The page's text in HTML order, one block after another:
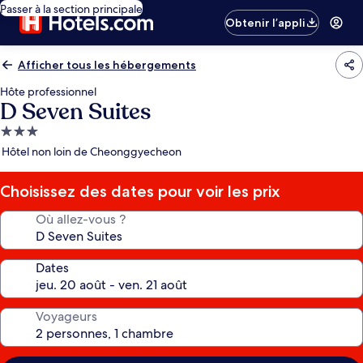
Passer à la section principale
Obtenir l’appli
Afficher tous les hébergements
Hôte professionnel
D Seven Suites
Hébergement
3.0 étoiles
Hôtel non loin de Cheonggyecheon
Choisissez des dates pour voir les prix
Où allez-vous ?
Dates
Voyageurs